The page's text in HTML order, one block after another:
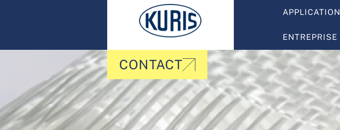
APPLICATION
ENTREPRISE
CONTACT